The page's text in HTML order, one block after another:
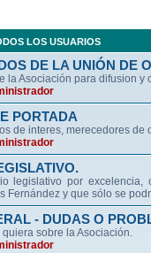
LOS USUARIOS
DE LA UNIÓN DE
la Asociación para difusion y
PORTADA
de interes, merecedores
legislativo por
Fernández y que sólo se
- DUDAS O
quiera sobre la Asociación.